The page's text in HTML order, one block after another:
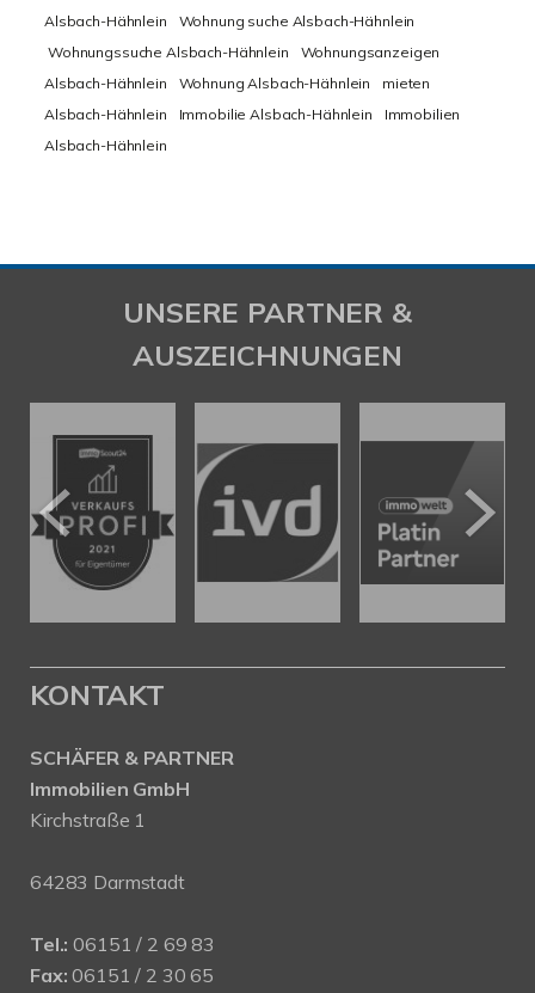
Alsbach-Hähnlein
Wohnung suche Alsbach-Hähnlein
Wohnungssuche Alsbach-Hähnlein
Wohnungsanzeigen
Alsbach-Hähnlein
Wohnung Alsbach-Hähnlein
mieten
Alsbach-Hähnlein
Immobilie Alsbach-Hähnlein
Immobilien
Alsbach-Hähnlein
UNSERE PARTNER &
AUSZEICHNUNGEN
KONTAKT
SCHÄFER & PARTNER
Immobilien GmbH
Kirchstraße 1
64283 Darmstadt
Tel.: 06151 / 2 69 83
Fax: 06151 / 2 30 65